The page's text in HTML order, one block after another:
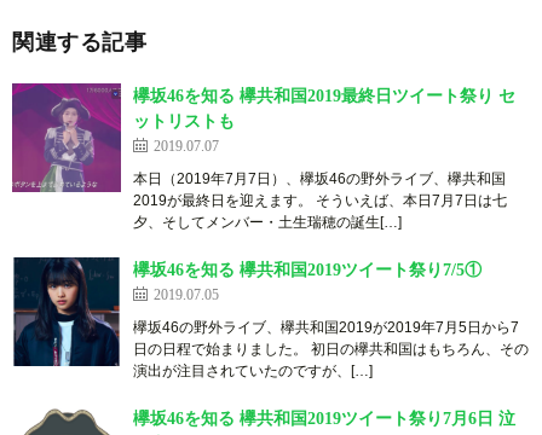
関連する記事
欅坂46を知る 欅共和国2019最終日ツイート祭り セ
ットリストも
2019.07.07
本日（2019年7月7日）、欅坂46の野外ライブ、欅共和国
2019が最終日を迎えます。 そういえば、本日7月7日は七
夕、そしてメンバー・土生瑞穂の誕生[…]
欅坂46を知る 欅共和国2019ツイート祭り7/5①
2019.07.05
欅坂46の野外ライブ、欅共和国2019が2019年7月5日から7
日の日程で始まりました。 初日の欅共和国はもちろん、その
演出が注目されていたのですが、[…]
欅坂46を知る 欅共和国2019ツイート祭り7月6日 泣